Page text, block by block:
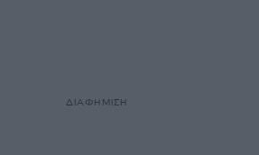
ΔΙΑΦΗΜΙΣΗ